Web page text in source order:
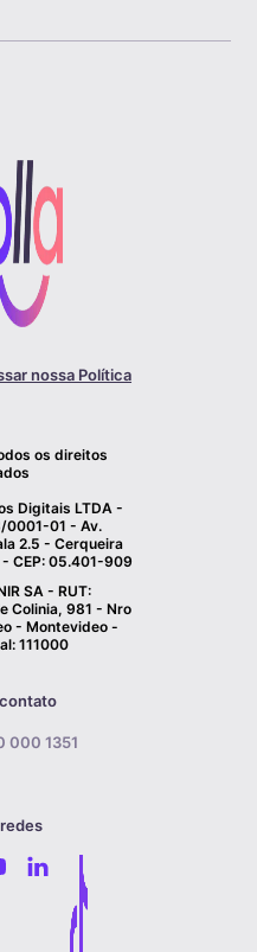
nossa Política
os direitos
Digitais LTDA -
0001-01 - Av.
2.5 - Cerqueira
- CEP: 05.401-909
SA - RUT:
Colinia, 981 - Nro
- Montevideo -
111000
000 1351